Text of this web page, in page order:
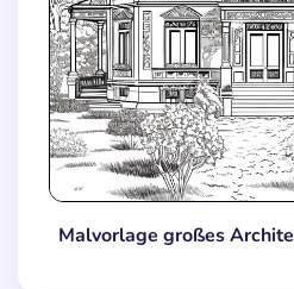
Malvorlage großes